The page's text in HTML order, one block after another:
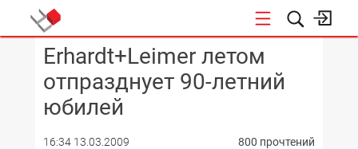
КОНФЕРЕНЦИИ
Erhardt+Leimer летом
отпразднует 90-летний
юбилей
16:34 13.03.2009 800 прочтений